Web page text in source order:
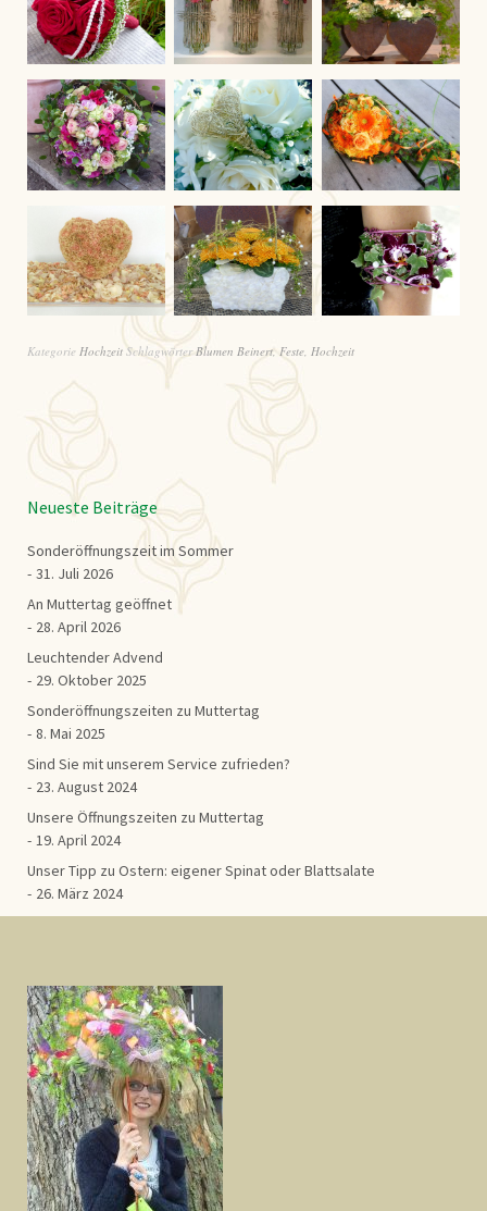
Kategorie Hochzeit SchlagwörterBlumen Beinert, Feste, Hochzeit
Neueste Beiträge
Sonderöffnungszeit im Sommer
31. Juli 2026
An Muttertag geöffnet
28. April 2026
Leuchtender Advend
29. Oktober 2025
Sonderöffnungszeiten zu Muttertag
8. Mai 2025
Sind Sie mit unserem Service zufrieden?
23. August 2024
Unsere Öffnungszeiten zu Muttertag
19. April 2024
Unser Tipp zu Ostern: eigener Spinat oder Blattsalate
26. März 2024